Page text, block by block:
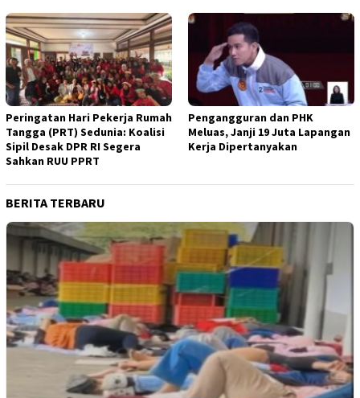
Peringatan Hari Pekerja Rumah
Tangga (PRT) Sedunia: Koalisi
Sipil Desak DPR RI Segera
Sahkan RUU PPRT
Pengangguran dan PHK
Meluas, Janji 19 Juta Lapangan
Kerja Dipertanyakan
BERITA TERBARU